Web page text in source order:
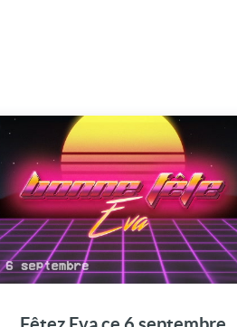
Offrez à Eva cette vidéo émotion pour